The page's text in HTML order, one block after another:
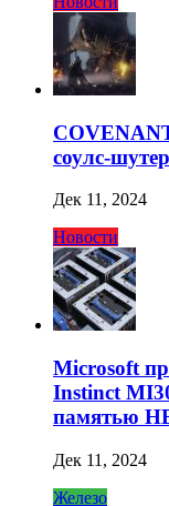
соулс-
Дек 11, 2024
Новости
Microsoft
Instinct
памятью
Дек 11, 2024
Железо